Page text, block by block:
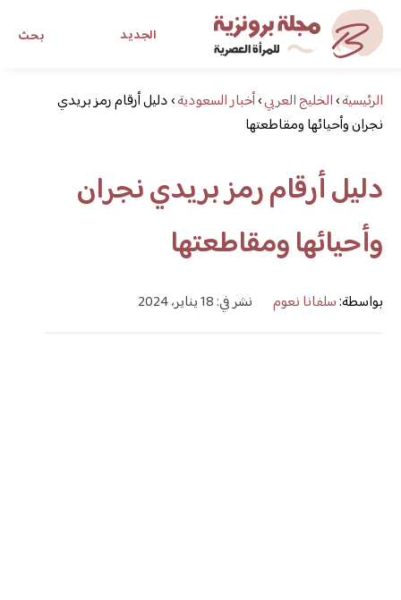
بحث الجديد
مجلة برونزية للفتاة العصريةالرئيسية›الخليج العربي›أخبار السعودية›دليل أرقام رمز بريدي
نجران وأحيائها ومقاطعتها
دليل أرقام رمز بريدي نجران
وأحيائها ومقاطعتها
بواسطة:سلفانا نعوم نشر في: 18 يناير، 2024